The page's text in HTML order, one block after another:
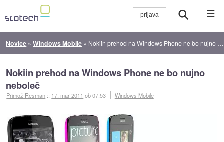
☰
Novice »Windows Mobile » Nokiin prehod na Windows Phone ne bo nujno neboleč
Nokiin prehod na Windows Phone ne bo nujno
neboleč
Primož Resman :: 17. mar 2011 ob 07:53 Windows Mobile